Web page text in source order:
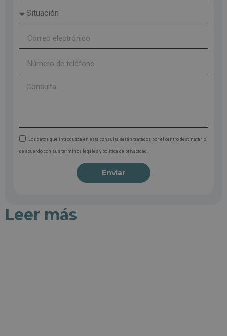
Los datos que introduzca en esta consulta serán tratados por el centro destinatario
de acuerdo con sus términos legales y política de privacidad.
Enviar
Leer más